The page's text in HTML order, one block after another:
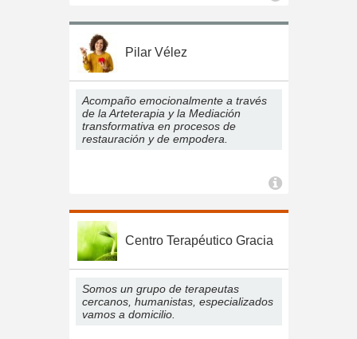
Pilar Vélez
Acompaño emocionalmente a través
de la Arteterapia y la Mediación
transformativa en procesos de
restauración y de empodera.
Centro Terapéutico Gracia
Somos un grupo de terapeutas
cercanos, humanistas, especializados
vamos a domicilio.